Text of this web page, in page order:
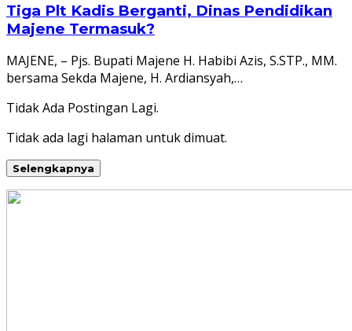
Tiga Plt Kadis Berganti, Dinas Pendidikan
Majene Termasuk?
MAJENE, – Pjs. Bupati Majene H. Habibi Azis, S.STP., MM.
bersama Sekda Majene, H. Ardiansyah,…
Tidak Ada Postingan Lagi.
Tidak ada lagi halaman untuk dimuat.
Selengkapnya